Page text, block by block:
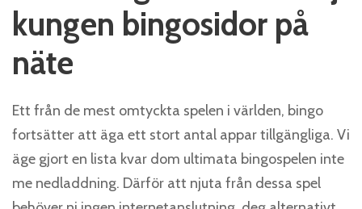
kungen bingosidor på
näte
Ett från de mest omtyckta spelen i världen, bingo
fortsätter att äga ett stort antal appar tillgängliga. Vi
äge gjort en lista kvar dom ultimata bingospelen inte
me nedladdning. Därför att njuta från dessa spel